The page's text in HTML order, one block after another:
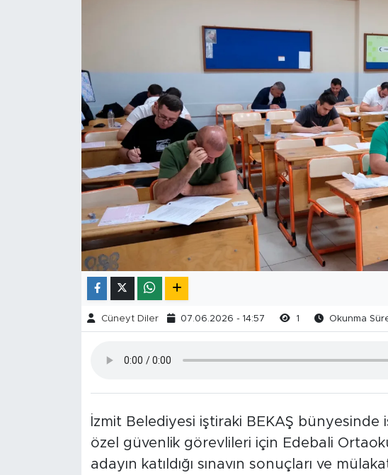
Cüneyt Diler 07.06.2026 - 14:57 1 Okunma
İzmit Belediyesi iştiraki BEKAŞ bünyesinde
özel güvenlik görevlileri için Edebali
adayın katıldığı sınavın sonuçları ve